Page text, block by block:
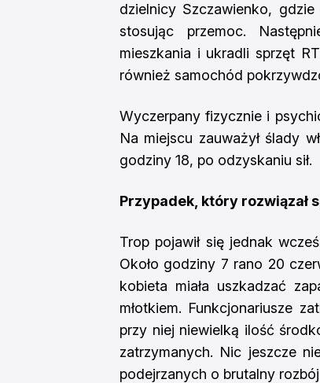
dzielnicy Szczawienko,
stosując przemoc.
mieszkania i ukradli sprzęt
również samochód
Wyczerpany fizycznie i
Na miejscu zauważył ślady
godziny 18, po odzyskaniu sił.
Przypadek, który rozwiązał
Trop pojawił się jednak
Około godziny 7 rano 20
kobieta miała uszkadzać
młotkiem. Funkcjonariusze
przy niej niewielką ilość
zatrzymanych. Nic jeszcze
podejrzanych o brutalny